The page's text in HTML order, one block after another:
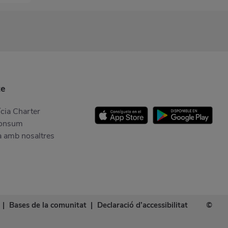
Charter
amb nosaltres
| Bases de la comunitat | Declaració d’accessibilitat ©